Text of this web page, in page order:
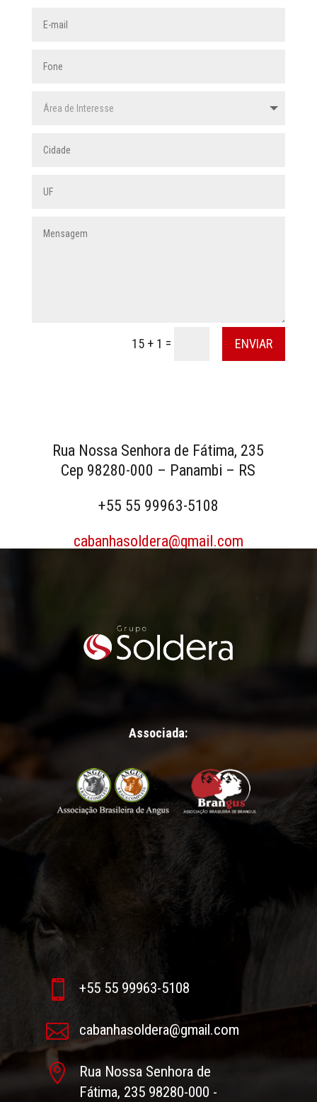
15 + 1 = ENVIAR
Rua Nossa Senhora de Fátima, 235
Cep 98280-000 – Panambi – RS
+55 55 99963-5108
cabanhasoldera@gmail.com
Associada:
 +55 55 99963-5108
 cabanhasoldera@gmail.com

Rua Nossa Senhora de
Fátima, 235 98280-000 -